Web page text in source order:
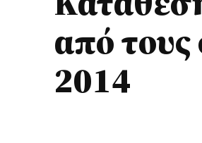
από
2014